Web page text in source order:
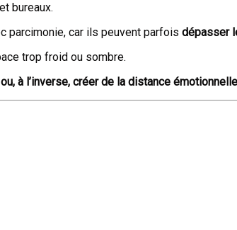
bureaux.
parcimonie, car ils peuvent parfois dépasser
trop froid ou sombre.
à l’inverse, créer de la distance émotionnelle